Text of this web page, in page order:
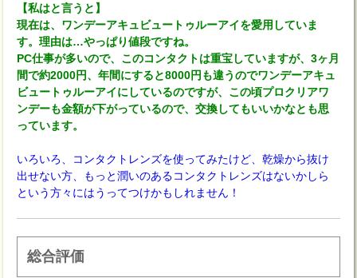
【私はと言うと】
現在は、ワンデーアキュビュートゥルーアイを愛用していま
す。理由は…やっぱり値段ですね。
PC仕事が多いので、このコンタクトは重宝していますが、3ヶ月
間で約2000円、年間にすると8000円も違うのでワンデーアキュ
ビュートゥルーアイにしているのですが、この頃プロクリアワ
ンデーも金額が下がっているので、交換してもいいかなとも思
っています。
いろいろ、コンタクトレンズを使ってみたけど、乾燥から抜け
出せない方、もっと潤いのあるコンタクトレンズはないかしら
という方々にはうってつけかもしれません！
総合評価